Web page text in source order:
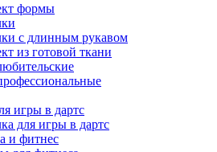
формы
с длинным рукавом
из готовой ткани
игры в дартс
для игры в дартс
и фитнес